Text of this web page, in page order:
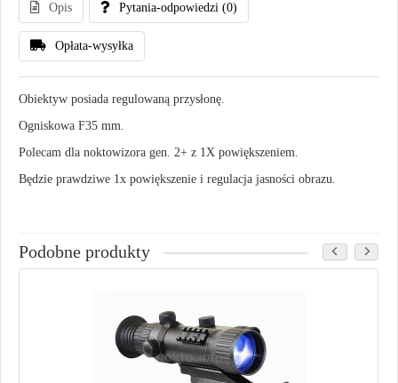
Opis Pytania-odpowiedzi (0)
Opłata-wysyłka
Obiektyw posiada regulowaną przysłonę.
Ogniskowa F35 mm.
Polecam dla noktowizora gen. 2+ z 1X powiększeniem.
Będzie prawdziwe 1x powiększenie i regulacja jasności obrazu.
Podobne produkty